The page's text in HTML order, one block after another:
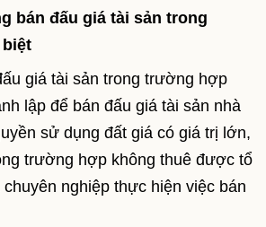
bán đấu giá tài sản trong
giá tài sản trong trường hợp
lập để bán đấu giá tài sản nhà
sử dụng đất giá có giá trị lớn,
trường hợp không thuê được tổ
nghiệp thực hiện việc bán